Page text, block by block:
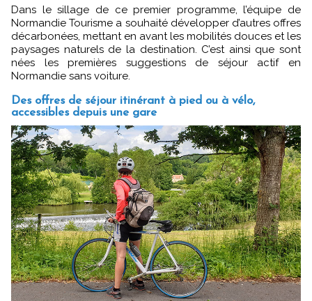
Dans le sillage de ce premier programme, l’équipe de
Normandie Tourisme a souhaité développer d’autres offres
décarbonées, mettant en avant les mobilités douces et les
paysages naturels de la destination. C’est ainsi que sont
nées les premières suggestions de séjour actif en
Normandie sans voiture.
Des offres de séjour itinérant à pied ou à vélo,
accessibles depuis une gare